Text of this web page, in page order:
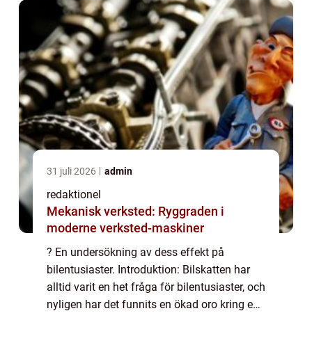
31 juli 2026 admin
redaktionel
Mekanisk verksted: Ryggraden i
moderne verksted-maskiner
? En undersökning av dess effekt på
bilentusiaster. Introduktion: Bilskatten har
alltid varit en het fråga för bilentusiaster, och
nyligen har det funnits en ökad oro kring en